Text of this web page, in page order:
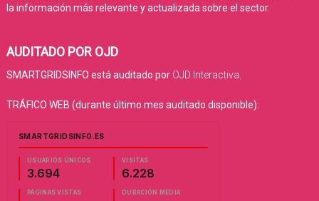
la información más relevante y actualizada sobre el sector.
AUDITADO POR OJD
SMARTGRIDSINFO está auditado por OJD Interactiva
TRÁFICO WEB (durante último mes auditado disponible):